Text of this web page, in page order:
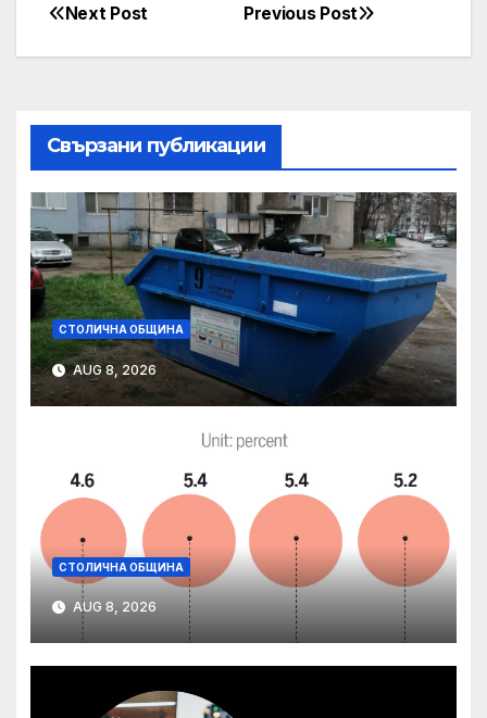
Post
navigation
Previous Post
Next Post
Свързани публикации
СТОЛИЧНА ОБЩИНА
AUG 8, 2026
СТОЛИЧНА ОБЩИНА
AUG 8, 2026